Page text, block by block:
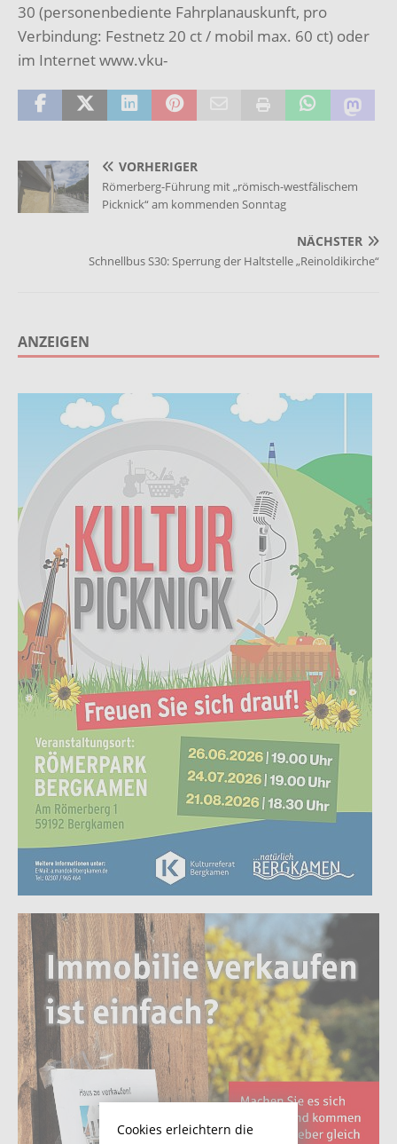
30 (personenbediente Fahrplanauskunft, pro
Verbindung: Festnetz 20 ct / mobil max. 60 ct) oder
im Internet www.vku-
VORHERIGER
Römerberg-Führung mit „römisch-westfälischem
Picknick“ am kommenden Sonntag
NÄCHSTER
Schnellbus S30: Sperrung der Haltstelle „Reinoldikirche“
ANZEIGEN
Cookies erleichtern die